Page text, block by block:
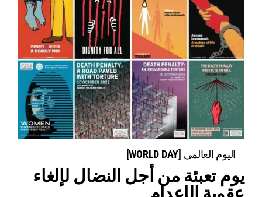
اليوم العالمي [WORLD DAY]
يوم تعبئة من أجل النضال لإلغاء